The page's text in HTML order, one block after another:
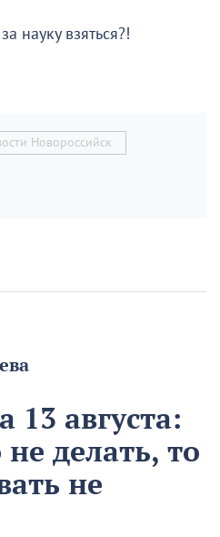
науку взяться?!
Новороссийск
13 августа:
делать, то
не